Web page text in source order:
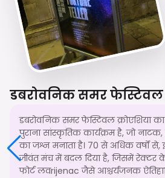
डबरोवनिक समर फेस्टिवल
डबरोवनिक समर फेस्टिवल क्रोएशिया
पुराना सांस्कृतिक कार्यक्रम है, जो
का जश्न मनाता है। 70 से अधिक वर्षों
जीवंत मंच में बदल दिया है, जिसमें
फोर्ट लवrijenac जैसे आश्चर्यजनक